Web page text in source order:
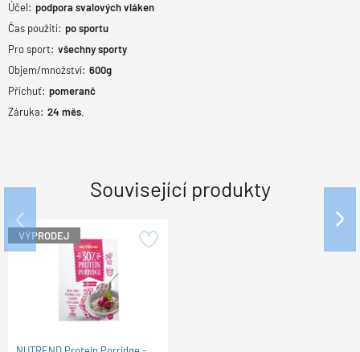
Účel: podpora svalových vláken
Čas použití: po sportu
Pro sport: všechny sporty
Objem/množství: 600g
Příchuť: pomeranč
Záruka: 24 měs.
Související produkty
VÝPRODEJ
VÝPRODEJ
VÝPRODEJ
VÝPRODEJ
VÝPRODEJ
VÝPRODEJ
VÝPRODEJ
VÝPRODEJ